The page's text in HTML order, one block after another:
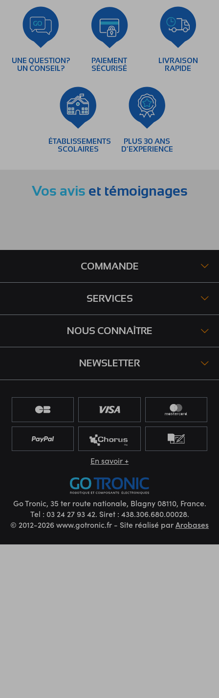
UNE QUESTION?
UN CONSEIL?
PAIEMENT
SÉCURISÉ
LIVRAISON
RAPIDE
ÉTABLISSEMENTS
SCOLAIRES
PLUS 30 ANS
D’EXPERIENCE
Vos avis et témoignages
COMMANDE
SERVICES
NOUS CONNAÎTRE
NEWSLETTER
En savoir +
Go Tronic, 35 ter route nationale, Blagny 08110, France.
Tel : 03 24 27 93 42. Siret : 438.306.680.00028.
© 2012-2026 www.gotronic.fr - Site réalisé parArobases